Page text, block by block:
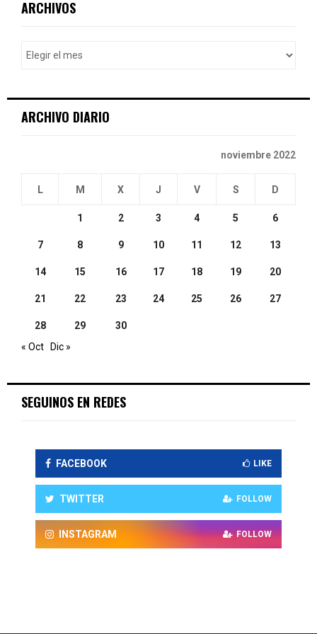
h
ARCHIVOS
ARCHIVO DIARIO
noviembre 2022
L M X J V S D
1 2 3 4 5 6
7 8 9 10 11 12 13
14 15 16 17 18 19 20
21 22 23 24 25 26 27
28 29
30
« Oct
Dic »
SEGUINOS EN REDES
FACEBOOK LIKE
TWITTER FOLLOW
INSTAGRAM FOLLOW